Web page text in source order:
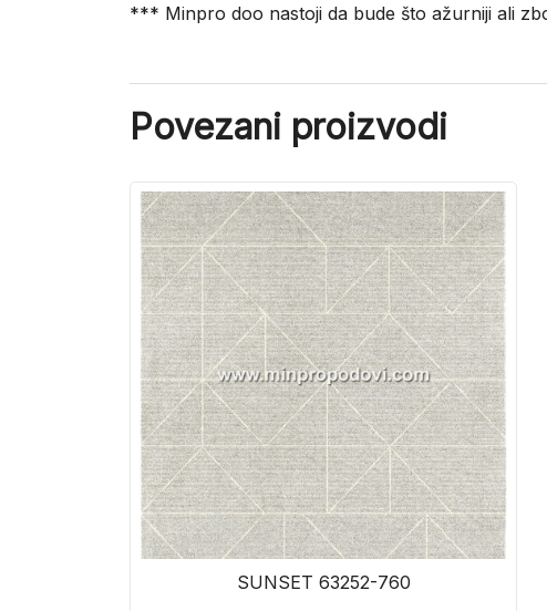
*** Minpro doo nastoji da bude što ažurniji ali
Povezani proizvodi
SUNSET 63252-760